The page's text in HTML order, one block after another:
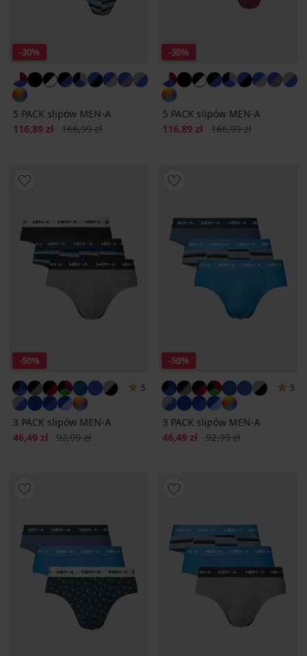
-30%
5 PACK slipów MEN-A
Zniżka
116,89 zł Pierwotna cena
166,99 zł
-30%
5 PACK slipów MEN-A
Zniżka
116,89 zł Pierwotna cena
166,99 zł
-50%
5
3 PACK slipów MEN-A
Zniżka
46,49 zł Pierwotna cena
92,99 zł
-50%
5
3 PACK slipów MEN-A
Zniżka
46,49 zł Pierwotna cena
92,99 zł